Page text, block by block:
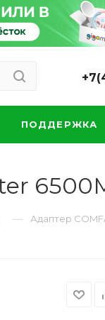
ПОДДЕРЖКА
— Адаптер